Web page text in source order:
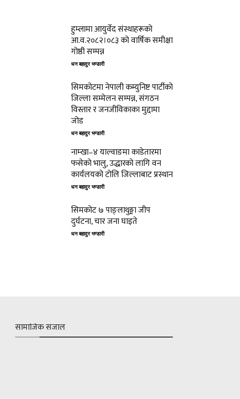
हुम्लामा आयुर्वेद संस्थाहरूको
आ.व.२०८२।०८३ को वार्षिक समीक्षा
गोष्ठी सम्पन्न
धन बहादुर भण्डारी
सिमकोटमा नेपाली कम्युनिष्ट पार्टीको
जिल्ला सम्मेलन सम्पन्न, संगठन
विस्तार र जनजीविकाका मुद्दामा
जोड
धन बहादुर भण्डारी
नाम्खा–४ याल्वाङमा काडेतारमा
फसेको भालु, उद्धारको लागि वन
कार्यलयको टोलि जिल्लाबाट प्रस्थान
धन बहादुर भण्डारी
सिमकोट ७ पाङ्लाथुङ्मा जीप
दुर्घटना, चार जना घाइते
धन बहादुर भण्डारी
सामाजिक संजाल